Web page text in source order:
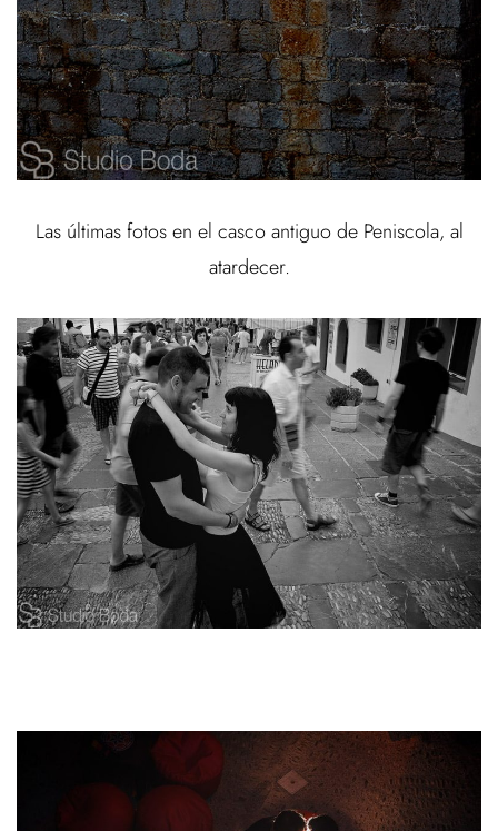
Las últimas fotos en el casco antiguo de Peniscola, al
atardecer.